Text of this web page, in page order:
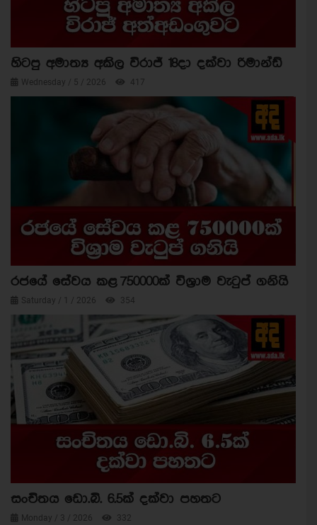
හිටපු අමාත්‍ය අකිල විරාජ් 18දා දක්වා රිමාන්ඩ්
Wednesday / 5 / 2026 417
රජයේ සේවය කළ 750000ක් විශ්‍රාම වැටුප් ගනියි
Saturday / 1 / 2026 354
සංචිතය ඩො.බි. 6.5ක් දක්වා පහතට
Monday / 3 / 2026 332